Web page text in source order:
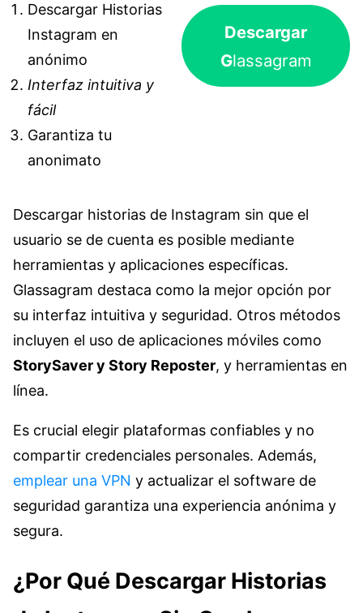
Descargar Historias
Instagram en
anónimo
Interfaz intuitiva y
fácil
Garantiza tu
anonimato
Descargar
Glassagram
Descargar historias de Instagram sin que el
usuario se de cuenta es posible mediante
herramientas y aplicaciones específicas.
Glassagram destaca como la mejor opción por
su interfaz intuitiva y seguridad. Otros métodos
incluyen el uso de aplicaciones móviles como
StorySaver y Story Reposter, y herramientas en
línea.
Es crucial elegir plataformas confiables y no
compartir credenciales personales. Además,
emplear una VPN y actualizar el software de
seguridad garantiza una experiencia anónima y
segura.
¿Por Qué Descargar Historias